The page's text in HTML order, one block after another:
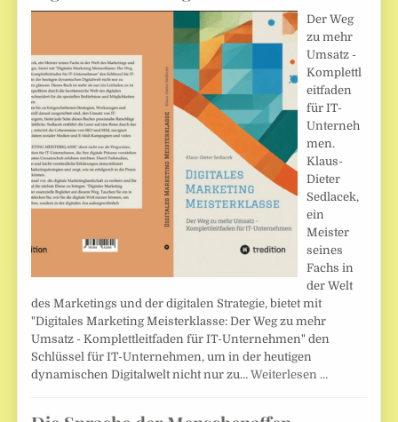
Der Weg
zu mehr
Umsatz -
Komplettl
eitfaden
für IT-
Unterneh
men.
Klaus-
Dieter
Sedlacek,
ein
Meister
seines
Fachs in
der Welt
des Marketings und der digitalen Strategie, bietet mit
"Digitales Marketing Meisterklasse: Der Weg zu mehr
Umsatz - Komplettleitfaden für IT-Unternehmen" den
Schlüssel für IT-Unternehmen, um in der heutigen
dynamischen Digitalwelt nicht nur zu…Weiterlesen …